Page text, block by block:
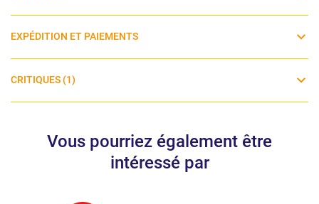
EXPÉDITION ET PAIEMENTS
CRITIQUES (1)
Vous pourriez également être
intéressé par